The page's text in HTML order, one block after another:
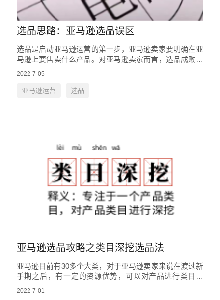
选品思路：亚马逊选品误区
选品是启动亚马逊运营的第一步，亚马逊卖家要明确在亚
马逊上要售卖什么产品。对亚马逊卖家而言，选品成败直
接决定了后期运营效果，但是选品的误区也是亚马逊卖家
2022-7-05
亚马逊运营 选品
亚马逊选品攻略之类目深挖选品法
亚马逊目前有30多个大类，对于亚马逊卖家来说在渡过新
手期之后，有一定的资源优势，可以对产品进行类目深
挖，这就是亚马逊选品中的类目深挖选品法。将类目品类
2022-7-01